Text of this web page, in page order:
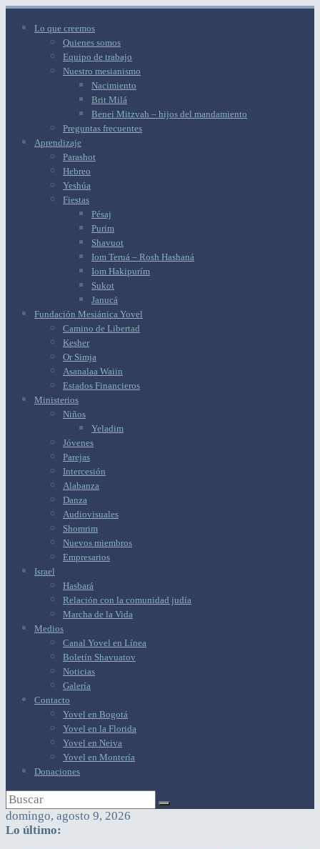
Lo que creemos
Quienes somos
Equipo de trabajo
Nuestro mesianismo
Nacimiento
Brit Milá
Benei Mitzvah – hijos del mandamiento
Preguntas frecuentes
Aprendizaje
Parashot
Hebreo
Yeshúa
Fiestas
Pésaj
Purim
Shavuot
Iom Teruá – Rosh Hashaná
Iom Hakipurím
Sukot
Janucá
Fundación Mesiánica Yovel
Camino de Libertad
Kesher
Or Simja
Asanalaa Waiin
Estados Financieros
Ministerios
Niños
Yeladim
Jóvenes
Parejas
Intercesión
Alabanza
Danza
Audiovisuales
Shomrim
Nuevos miembros
Empresarios
Israel
Hasbará
Relación con la comunidad judía
Marcha de la Vida
Medios
Canal Yovel en Línea
Boletín Shavuatov
Noticias
Galería
Contacto
Yovel en Bogotá
Yovel en la Florida
Yovel en Neiva
Yovel en Montería
Donaciones
domingo, agosto 9, 2026
Lo último: